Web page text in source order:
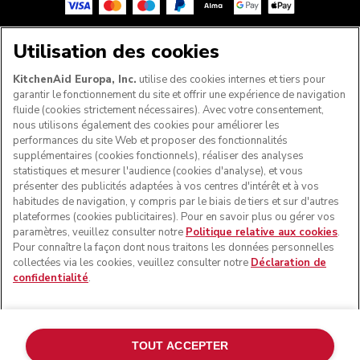
SUIVEZ-NOUS
© KitchenAid 2026 - Tous droits réservés. KitchenAid et la
forme du robot pâtissier multifonction sont des marques
commerciales aux États-Unis et ailleurs.
Politique en matière de cookies
Autres pays
Résolution des litiges en ligne
Utilisation des cookies
KitchenAid Europa, Inc. utilise des cookies internes et tiers pour
garantir le fonctionnement du site et offrir une expérience de navigation
fluide (cookies strictement nécessaires). Avec votre consentement,
nous utilisons également des cookies pour améliorer les
performances du site Web et proposer des fonctionnalités
supplémentaires (cookies fonctionnels), réaliser des analyses
statistiques et mesurer l'audience (cookies d'analyse), et vous
présenter des publicités adaptées à vos centres d'intérêt et à vos
habitudes de navigation, y compris par le biais de tiers et sur d'autres
plateformes (cookies publicitaires). Pour en savoir plus ou gérer vos
paramètres, veuillez consulter notre Politique relative aux cookies.
Pour connaître la façon dont nous traitons les données personnelles
collectées via les cookies, veuillez consulter notre Déclaration de
confidentialité.
TOUT ACCEPTER